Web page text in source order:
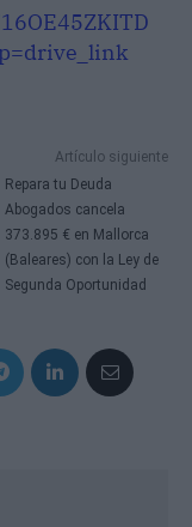
Artículo siguiente
Repara tu Deuda
Abogados cancela
373.895 € en Mallorca
(Baleares) con la Ley de
Segunda Oportunidad